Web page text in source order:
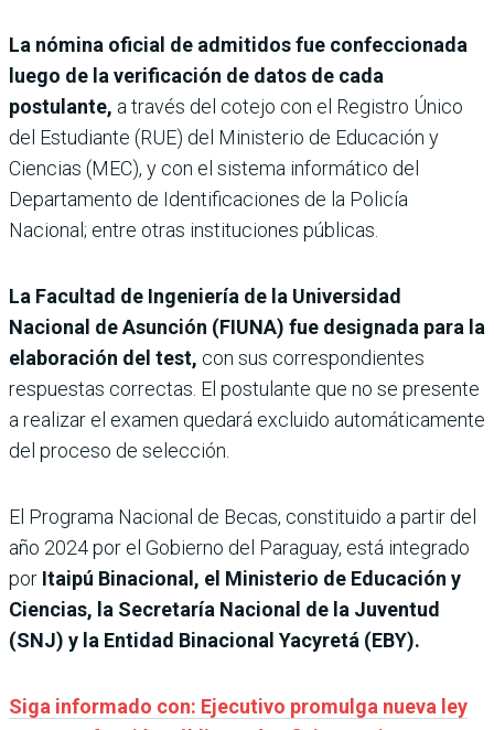
La nómina oficial de admitidos fue confeccionada
luego de la verificación de datos de cada
postulante, a través del cotejo con el Registro Único
del Estudiante (RUE) del Ministerio de Educación y
Ciencias (MEC), y con el sistema informático del
Departamento de Identificaciones de la Policía
Nacional; entre otras instituciones públicas.
La Facultad de Ingeniería de la Universidad
Nacional de Asunción (FIUNA) fue designada para la
elaboración del test, con sus correspondientes
respuestas correctas. El postulante que no se presente
a realizar el examen quedará excluido automáticamente
del proceso de selección.
El Programa Nacional de Becas, constituido a partir del
año 2024 por el Gobierno del Paraguay, está integrado
por Itaipú Binacional, el Ministerio de Educación y
Ciencias, la Secretaría Nacional de la Juventud
(SNJ) y la Entidad Binacional Yacyretá (EBY).
Siga informado con: Ejecutivo promulga nueva ley